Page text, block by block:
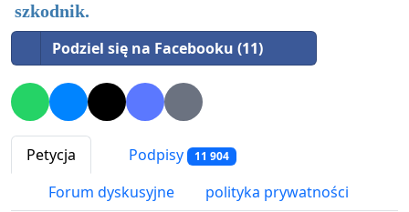
szkodnik.
Podziel się na Facebooku (11)
Petycja Podpisy 11 904
Forum dyskusyjne polityka prywatności